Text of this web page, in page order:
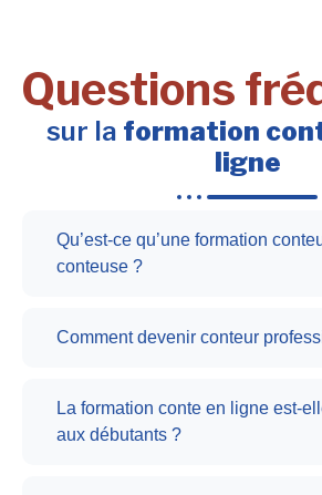
Questions
sur la formation
ligne
Qu’est-ce qu’une formation
conteuse ?
Comment devenir conteur
La formation conte en ligne est-
aux débutants ?